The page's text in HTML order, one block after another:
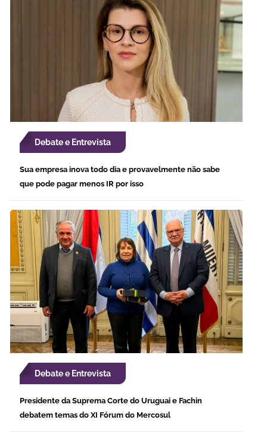
Debate e Entrevista
Sua empresa inova todo dia e provavelmente não sabe
que pode pagar menos IR por isso
Debate e Entrevista
Presidente da Suprema Corte do Uruguai e Fachin
debatem temas do XI Fórum do Mercosul